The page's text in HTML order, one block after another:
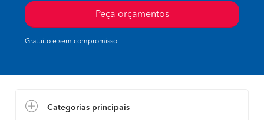
Peça orçamentos
Gratuito e sem compromisso.
Categorias principais